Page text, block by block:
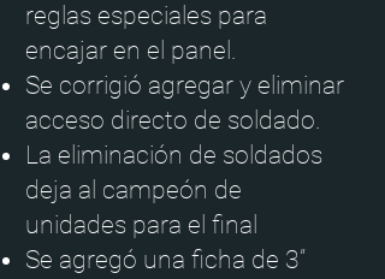
reglas especiales para
encajar en el panel.
Se corrigió agregar y eliminar
acceso directo de soldado.
La eliminación de soldados
deja al campeón de
unidades para el final
Se agregó una ficha de 3”